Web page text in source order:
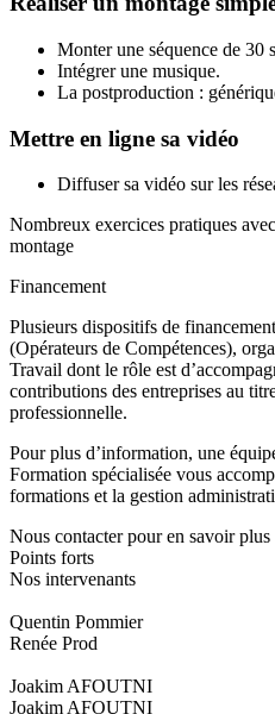
Monter une séquence de 30
Intégrer une musique.
La postproduction :
Mettre en ligne sa vidéo
Diffuser sa vidéo sur les
Nombreux exercices pratiques
montage
Financement
Plusieurs dispositifs de
(Opérateurs de Compétences),
Travail dont le rôle est
contributions des entreprises au
professionnelle.
Pour plus d’information, une
Formation spécialisée vous
formations et la gestion
Nous contacter pour en savoir plus
Points forts
Nos intervenants
Quentin Pommier
Renée Prod
Joakim AFOUTNI
Joakim AFOUTNI